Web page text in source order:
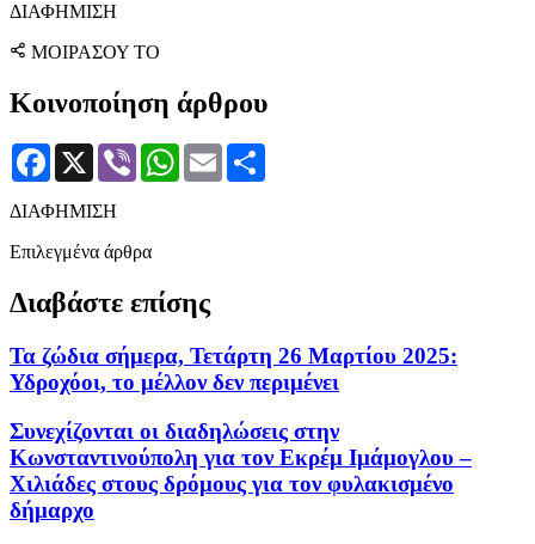
ΔΙΑΦΗΜΙΣΗ
ΜΟΙΡΑΣΟΥ ΤΟ
Κοινοποίηση άρθρου
Facebook
X Viber WhatsApp
Email
ΔΙΑΦΗΜΙΣΗ
Επιλεγμένα άρθρα
Διαβάστε επίσης
Τα ζώδια σήμερα, Τετάρτη 26 Μαρτίου 2025:
Υδροχόοι, το μέλλον δεν περιμένει
Συνεχίζονται οι διαδηλώσεις στην
Κωνσταντινούπολη για τον Εκρέμ Ιμάμογλου –
Χιλιάδες στους δρόμους για τον φυλακισμένο
δήμαρχο